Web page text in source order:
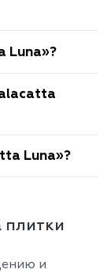
Luna»?
Luna»?
плитки
и